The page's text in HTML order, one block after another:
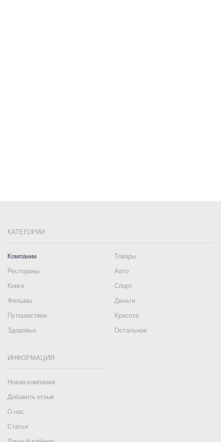
КАТЕГОРИИ
Компании
Товары
Рестораны
Авто
Книги
Спорт
Фильмы
Деньги
Путешествия
Красота
Здоровье
Остальное
ИНФОРМАЦИЯ
Новая компания
Добавить отзыв
О нас
Статьи